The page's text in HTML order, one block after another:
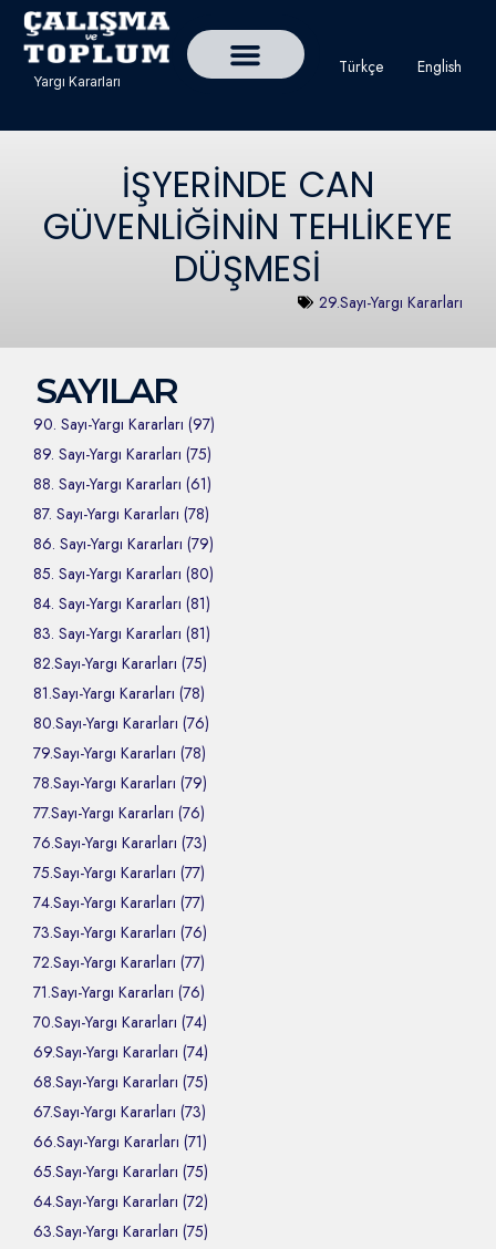
Türkçe English
Yargı Kararları
İŞYERİNDE CAN
GÜVENLİĞİNİN TEHLİKEYE
DÜŞMESİ
29.Sayı-Yargı Kararları
SAYILAR
90. Sayı-Yargı Kararları (97)
89. Sayı-Yargı Kararları (75)
88. Sayı-Yargı Kararları (61)
87. Sayı-Yargı Kararları (78)
86. Sayı-Yargı Kararları (79)
85. Sayı-Yargı Kararları (80)
84. Sayı-Yargı Kararları (81)
83. Sayı-Yargı Kararları (81)
82.Sayı-Yargı Kararları (75)
81.Sayı-Yargı Kararları (78)
80.Sayı-Yargı Kararları (76)
79.Sayı-Yargı Kararları (78)
78.Sayı-Yargı Kararları (79)
77.Sayı-Yargı Kararları (76)
76.Sayı-Yargı Kararları (73)
75.Sayı-Yargı Kararları (77)
74.Sayı-Yargı Kararları (77)
73.Sayı-Yargı Kararları (76)
72.Sayı-Yargı Kararları (77)
71.Sayı-Yargı Kararları (76)
70.Sayı-Yargı Kararları (74)
69.Sayı-Yargı Kararları (74)
68.Sayı-Yargı Kararları (75)
67.Sayı-Yargı Kararları (73)
66.Sayı-Yargı Kararları (71)
65.Sayı-Yargı Kararları (75)
64.Sayı-Yargı Kararları (72)
63.Sayı-Yargı Kararları (75)